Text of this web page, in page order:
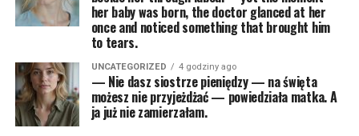
her baby was born, the doctor glanced at her
once and noticed something that brought him
to tears.
UNCATEGORIZED 4 godziny ago
— Nie dasz siostrze pieniędzy — na święta
możesz nie przyjeżdżać — powiedziała matka. A
ja już nie zamierzałam.